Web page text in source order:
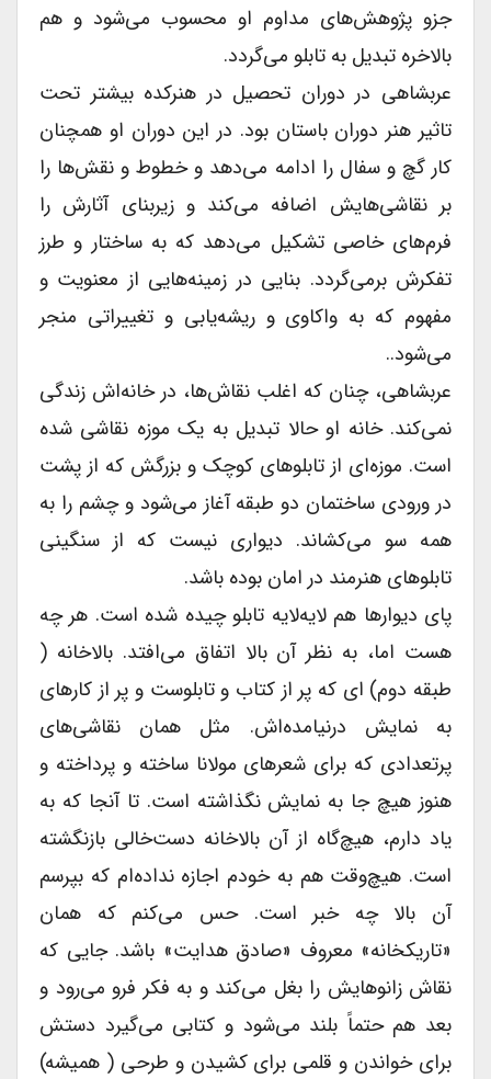
جزو پژوهش‌های مداوم او محسوب می‌شود و هم
بالاخره تبدیل به تابلو می‌گردد.
عربشاهی در دوران تحصیل در هنرکده بیشتر تحت
تاثیر هنر دوران باستان بود. در این دوران او همچنان
کار گچ و سفال را ادامه می‌دهد و خطوط و نقش‌ها را
بر نقاشی‌هایش اضافه می‌کند و زیربنای آثارش را
فرم‌های خاصی تشکیل می‌دهد که به ساختار و طرز
تفکرش برمی‌گردد. بنایی در زمینه‌هایی از معنویت و
مفهوم که به واکاوی و ریشه‌یابی و تغییراتی منجر
می‌شود..
عربشاهى، چنان که اغلب نقاش‌ها، در خانه‌اش زندگى
نمی‌کند. خانه او حالا تبدیل به یک موزه نقاشى شده
است. موزه‌ای از تابلوهاى کوچک و بزرگش که از پشت
در ورودى ساختمان دو طبقه آغاز می‌شود و چشم را به
همه سو می‌کشاند. دیوارى نیست که از سنگینى
تابلوهاى هنرمند در امان بوده باشد.
پاى دیوارها هم لایه‌لایه تابلو چیده شده است. هر چه
هست اما، به نظر آن بالا اتفاق می‌افتد. بالاخانه (
طبقه دوم) اى که پر از کتاب و تابلوست و پر از کارهاى
به نمایش درنیامده‌اش. مثل همان نقاشی‌های
پرتعدادی که براى شعرهاى مولانا ساخته و پرداخته و
هنوز هیچ جا به نمایش نگذاشته است. تا آنجا که به
یاد دارم، هیچ‌گاه از آن بالاخانه دست‌خالی بازنگشته
است. هیچ‌وقت هم به خودم اجازه نداده‌ام که بپرسم
آن بالا چه خبر است. حس می‌کنم که همان
«تاریکخانه» معروف «صادق هدایت» باشد. جایى که
نقاش زانوهایش را بغل می‌کند و به فکر فرو می‌رود و
بعد هم حتماً بلند می‌شود و کتابى می‌گیرد دستش
براى خواندن و قلمى براى کشیدن و طرحى ( همیشه)